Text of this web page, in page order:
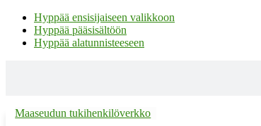
Hyppää ensisijaiseen valikkoon
Hyppää pääsisältöön
Hyppää alatunnisteeseen
Maaseudun tukihenkilöverkko